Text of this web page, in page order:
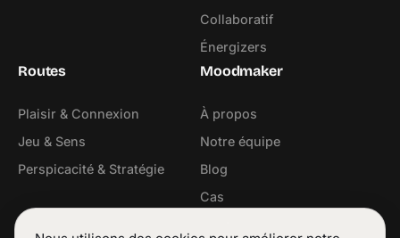
Collaboratif
Énergizers
Routes
Plaisir & Connexion
Jeu & Sens
Perspicacité & Stratégie
Moodmaker
À propos
Notre équipe
Blog
Cas